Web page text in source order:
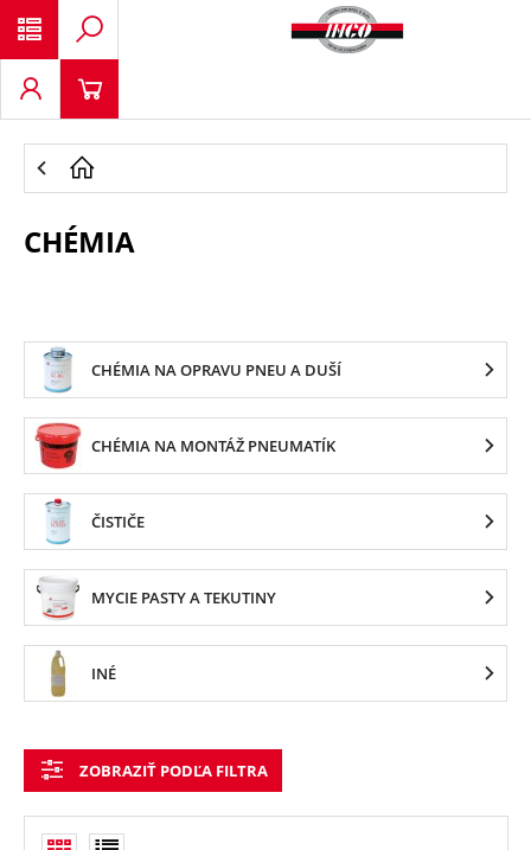
CHÉMIA
CHÉMIA NA OPRAVU PNEU A DUŠÍ
CHÉMIA NA MONTÁŽ PNEUMATÍK
ČISTIČE
MYCIE PASTY A TEKUTINY
INÉ
ZOBRAZIŤ PODĽA FILTRA